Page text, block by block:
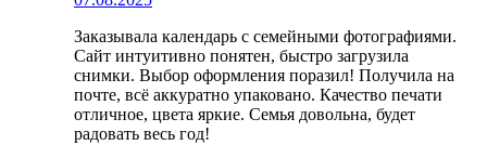
Заказывала календарь с семейными фотографиями.
Сайт интуитивно понятен, быстро загрузила
снимки. Выбор оформления поразил! Получила на
почте, всё аккуратно упаковано. Качество печати
отличное, цвета яркие. Семья довольна, будет
радовать весь год!